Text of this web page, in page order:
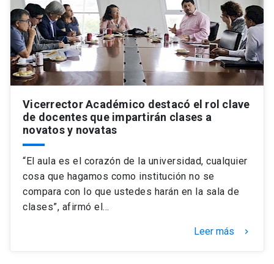
Vicerrector Académico destacó el rol clave
de docentes que impartirán clases a
novatos y novatas
“El aula es el corazón de la universidad, cualquier
cosa que hagamos como institución no se
compara con lo que ustedes harán en la sala de
clases”, afirmó el…
Leer más keyboard_arrow_right